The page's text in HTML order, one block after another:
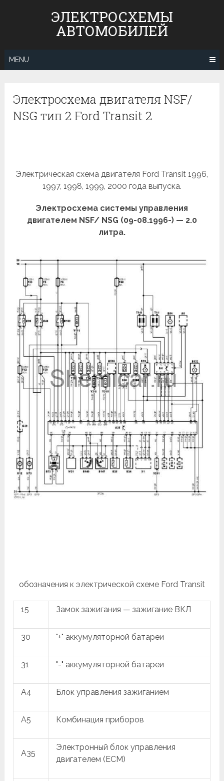
ЭЛЕКТРОСХЕМЫ
АВТОМОБИЛЕЙ
MENU
Электросхема двигателя NSF/
NSG тип 2 Ford Transit 2
Электрическая схема двигателя Ford Transit 1996,
1997, 1998, 1999, 2000 года выпуска.
Электросхема системы управления
двигателем NSF/ NSG (09-08.1996-) — 2.0
литра.
обозначения к электрической схеме Ford Transit
15 Замок зажигания — зажигание ВКЛ
30 "+" аккумуляторной батареи
31 "-" аккумуляторной батареи
A4 Блок управления зажиганием
A5 Комбинация приборов
A35
Электронный блок управления
двигателем (ECM)